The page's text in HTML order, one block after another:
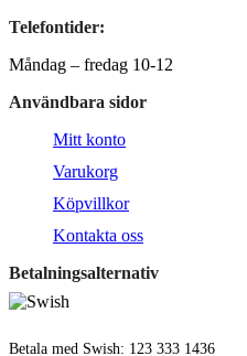
Telefontider:
Måndag – fredag 10-12
Användbara sidor
Mitt konto
Varukorg
Köpvillkor
Kontakta oss
Betalningsalternativ
Betala med Swish: 123 333 1436